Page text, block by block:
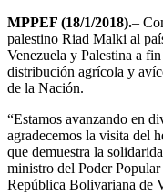
MPPEF (18/1/2018).–
palestino Riad Malki al
Venezuela y Palestina a
distribución agrícola y
de la Nación.
“Estamos avanzando en
agradecemos la visita del
que demuestra la
ministro del Poder
República Bolivariana de